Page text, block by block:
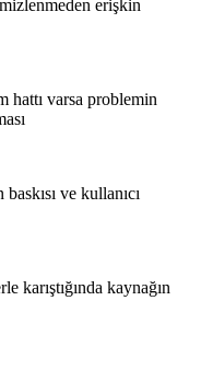
erişkin
hattı varsa problemin
ve kullanıcı
karıştığında kaynağın